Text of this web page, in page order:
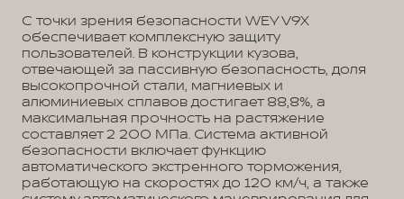
С точки зрения безопасности WEY V9X
обеспечивает комплексную защиту
пользователей. В конструкции кузова,
отвечающей за пассивную безопасность, доля
высокопрочной стали, магниевых и
алюминиевых сплавов достигает 88,8%, а
максимальная прочность на растяжение
составляет 2 200 МПа. Система активной
безопасности включает функцию
автоматического экстренного торможения,
работающую на скоростях до 120 км/ч, а также